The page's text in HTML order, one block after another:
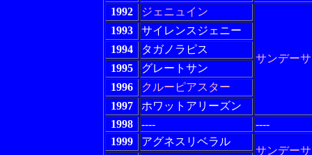
1992
ジェニュイン
サンデー
1993
サイレンスジェニー
1994
タガノラピス
1995
グレートサン
1996
クルーピアスター
1997
ホワットアリーズン
1998
----
----
1999
アグネスリベラル
サンデー